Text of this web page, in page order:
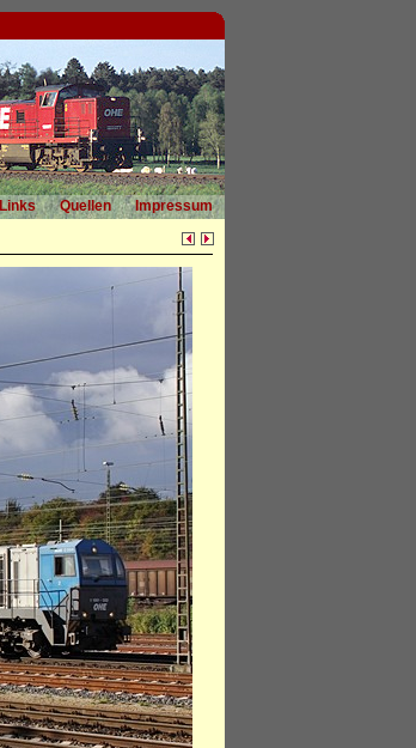
Links Quellen
Impressum